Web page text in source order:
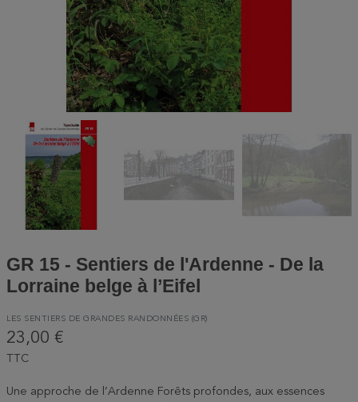
GR 15 - Sentiers de l'Ardenne - De la
Lorraine belge à l’Eifel
LES SENTIERS DE GRANDES RANDONNÉES (GR)
23,00 €
TTC
Une approche de l’Ardenne Forêts profondes, aux essences